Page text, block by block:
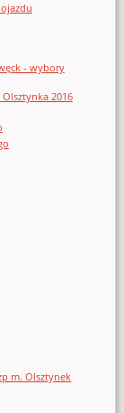
- wybory
2016
m. Olsztynek